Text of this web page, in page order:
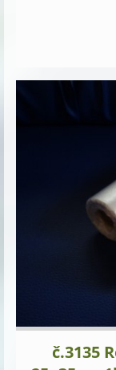
č.3135